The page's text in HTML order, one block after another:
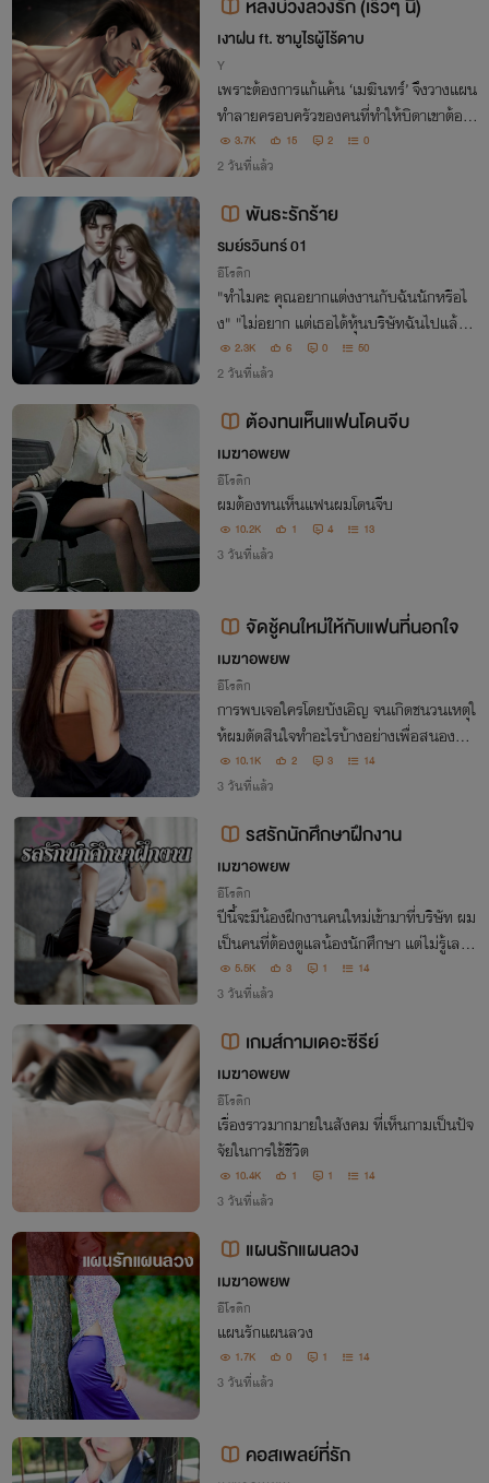
หลงบ่วงลวงรัก (เร็วๆ นี้)
เงาฝน ft. ซามูไรผู้ไร้ดาบ
Y
เพราะต้องการแก้แค้น ‘เมฆินทร์’ จึงวางแผน
ทำลายครอบครัวของคนที่ทำให้บิดาเขาต้อง
ตาย ทว่าเมื่อแผนการทุกอย่างสำเร็จ เขากลั
บไม่ได้รู้สึกดีอย่างที่คิด หลังได้เห็นน้ำตาจาก
3.7K 15 2 0
2 วันที่แล้ว
พันธะรักร้าย
รมย์รวินทร์ 01
อีโรติก
"ทำไมคะ คุณอยากแต่งงานกับฉันนักหรือไ
ง" "ไม่อยาก แต่เธอได้หุ้นบริษัทฉันไปแล้ว
ดังนั้นเธอจะไม่ยอมเสียอะไรเลยไม่ได้หรอกน
ะมิตา ถึงแม้ว่าของที่ฉันจะได้ มันเทียบไม่ได้แ
2.3K 6 0 50
2 วันที่แล้ว
ต้องทนเห็นแฟนโดนจีบ
เมฆาอพยพ
อีโรติก
ผมต้องทนเห็นแฟนผมโดนจีบ
10.2K 1 4 13
3 วันที่แล้ว
จัดชู้คนใหม่ให้กับแฟนที่นอกใจ
เมฆาอพยพ
อีโรติก
การพบเจอใครโดยบังเอิญ จนเกิดชนวนเหตุใ
ห้ผมตัดสินใจทำอะไรบ้างอย่างเพื่อสนองควา
มอยากแก้แค้นในใจ
10.1K 2 3 14
3 วันที่แล้ว
รสรักนักศึกษาฝึกงาน
เมฆาอพยพ
อีโรติก
ปีนี้จะมีน้องฝึกงานคนใหม่เข้ามาที่บริษัท ผม
เป็นคนที่ต้องดูแลน้องนักศึกษา แต่ไม่รู้เลยว่
าน้องเป็นใคร จนวันนึงผมก็รู้ ว่านักศึกษาที่ม
าฝึกงาน เขาคือคนที่ผมรู้จักดี
5.5K 3 1 14
3 วันที่แล้ว
เกมส์กามเดอะซีรีย์
เมฆาอพยพ
อีโรติก
เรื่องราวมากมายในสังคม ที่เห็นกามเป็นปัจ
จัยในการใช้ชีวิต
10.4K 1 1 14
3 วันที่แล้ว
แผนรักแผนลวง
เมฆาอพยพ
อีโรติก
แผนรักแผนลวง
1.7K 0 1 14
3 วันที่แล้ว
คอสเพลย์ที่รัก